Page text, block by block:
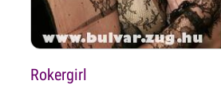
Rokergirl